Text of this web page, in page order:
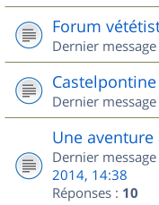
Forum
Dernier
Dernier
Une
Dernier
2014, 14:38
Réponses : 10